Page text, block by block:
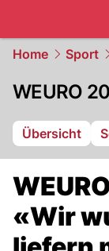
Home Sport
WEURO
Übersicht
«Wir